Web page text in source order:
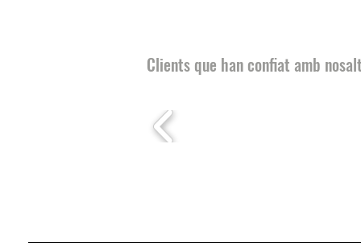
Clients que han confiat amb